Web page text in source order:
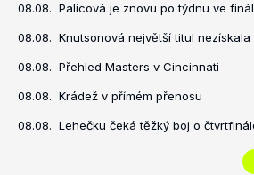
08.08. Palicová je znovu po týdnu ve
08.08. Knutsonová největší titul nezískala
08.08. Přehled Masters v Cincinnati
08.08. Krádež v přímém přenosu
08.08. Lehečku čeká těžký boj o